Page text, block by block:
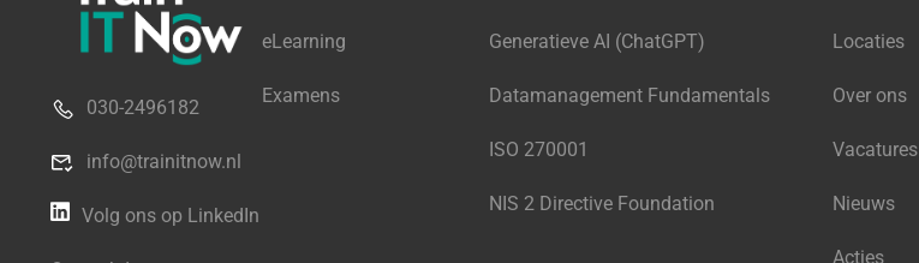
030-2496182
info@trainitnow.nl
Volg ons op LinkedIn
eLearning
Examens
Generatieve AI (ChatGPT)
Datamanagement Fundamentals
ISO 270001
NIS 2 Directive Foundation
Locaties
Over ons
Vacatures
Nieuws
Acties